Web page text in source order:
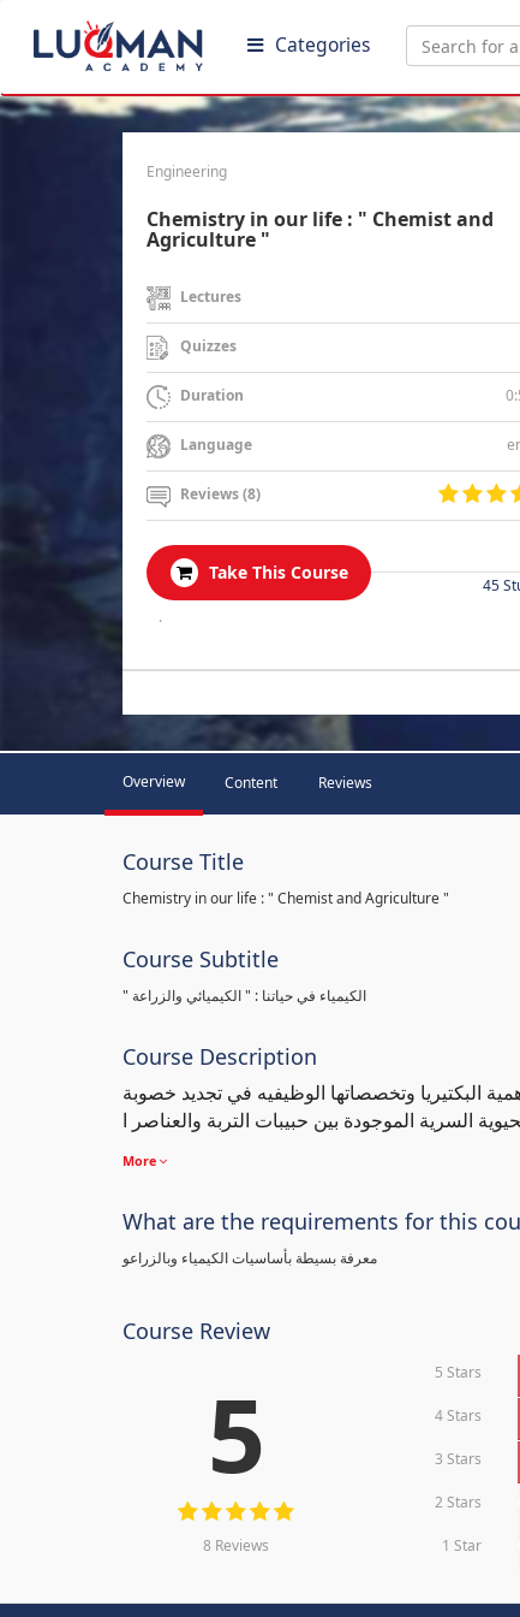
Categories
Engineering
Chemistry in our life : " Chemist and
Agriculture "
Lectures
Quizzes
Duration
Language
Reviews (8)
Take This Course
45
.
Overview Content Reviews
Course Title
Chemistry in our life : " Chemist and Agriculture "
Course Subtitle
" الكيمياء في حياتنا : " الكيميائي والزراعة
Course Description
البكتيريا وتخصصاتها الوظيفيه في تجديد خصوبة
More
What are the requirements for this
معرفة بسيطة بأساسيات الكيمياء وبالزراعو
Course Review
5
8 Reviews
5 Stars
4 Stars
3 Stars
2 Stars
1 Star